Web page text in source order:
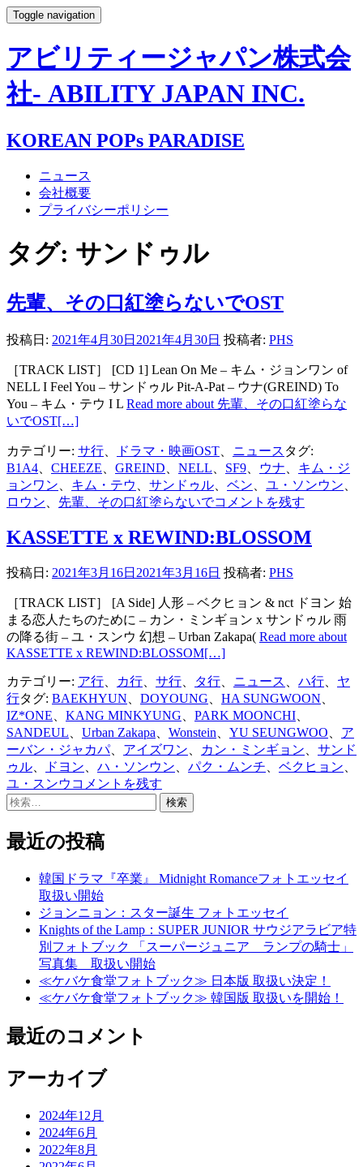
Toggle navigation
アビリティージャパン株式会
社- ABILITY JAPAN INC.
KOREAN POPs PARADISE
ニュース
会社概要
プライバシーポリシー
タグ: サンドゥル
先輩、その口紅塗らないでOST
投稿日: 2021年4月30日 2021年4月30日 投稿者: PHS
［TRACK LIST］ [CD 1] Lean On Me – キム・ジョンワン of
NELL I Feel You – サンドゥル Pit-A-Pat – ウナ(GREIND) To
You – キム・テウ I L Read more about 先輩、その口紅塗らな
いでOST[…]
カテゴリー: サ行 ドラマ・映画OST ニュース タグ:
B1A4
CHEEZE GREIND NELL SF9 ウナ
キム・ジ
ョンワン
キム・テウ サンドゥル ベン ユ・ソンウン
ロウン
先輩、その口紅塗らないでコメントを残す
KASSETTE x REWIND:BLOSSOM
投稿日: 2021年3月16日 2021年3月16日 投稿者: PHS
［TRACK LIST］ [A Side] 人形 – ベクヒョン & nct ドヨン 始
まる恋人たちのために – カン・ミンギョン x サンドゥル 雨
の降る街 – ユ・スンウ 幻想 – Urban Zakapa( Read more about
KASSETTE x REWIND:BLOSSOM[…]
カテゴリー: ア行 カ行 サ行 タ行 ニュース ハ行
ヤ
行タグ: BAEKHYUN DOYOUNG HA SUNGWOON
IZ*ONE
KANG MINKYUNG PARK MOONCHI
SANDEUL
Urban Zakapa Wonstein YU SEUNGWOO
ア
ーバン・ジャカパ、 アイズワン カン・ミンギョン
サンド
ゥル
ドヨン ハ・ソンウン パク・ムンチ ベクヒョン
ユ・スンウ コメントを残す
検
最近の投稿
韓国ドラマ『卒業』 Midnight Romanceフォトエッセイ
取扱い開始
ジョンニョン：スター誕生 フォトエッセイ
Knights of the Lamp：SUPER JUNIOR サウジアラビア特
別フォトブック 「スーパージュニア ランプの騎士」
写真集 取扱い開始
≪ケバケ食堂フォトブック≫ 日本版 取扱い決定！
≪ケバケ食堂フォトブック≫ 韓国版 取扱いを開始！
最近のコメント
アーカイブ
2024年12月
2024年6月
2022年8月